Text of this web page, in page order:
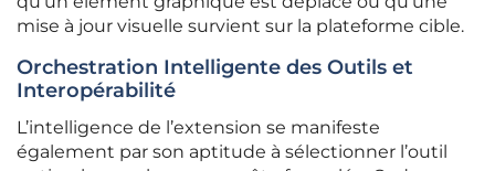
mise à jour visuelle survient sur la plateforme cible.
Orchestration Intelligente des Outils et
Interopérabilité
L’intelligence de l’extension se manifeste
également par son aptitude à sélectionner l’outil